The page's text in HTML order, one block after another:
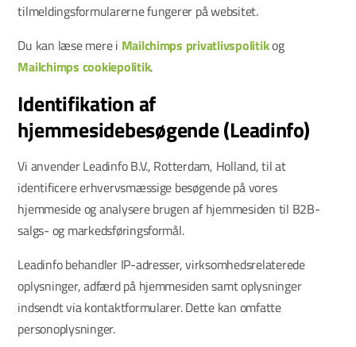
tilmeldingsformularerne fungerer på websitet.
Du kan læse mere i Mailchimps privatlivspolitikog
Mailchimps cookiepolitik.
Identifikation af
hjemmesidebesøgende (Leadinfo)
Vi anvender Leadinfo B.V., Rotterdam, Holland, til at
identificere erhvervsmæssige besøgende på vores
hjemmeside og analysere brugen af hjemmesiden til B2B-
salgs- og markedsføringsformål.
Leadinfo behandler IP-adresser, virksomhedsrelaterede
oplysninger, adfærd på hjemmesiden samt oplysninger
indsendt via kontaktformularer. Dette kan omfatte
personoplysninger.